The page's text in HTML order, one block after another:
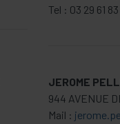
Tel : 03 29 61
JEROME
944 AVENUE
Mail :